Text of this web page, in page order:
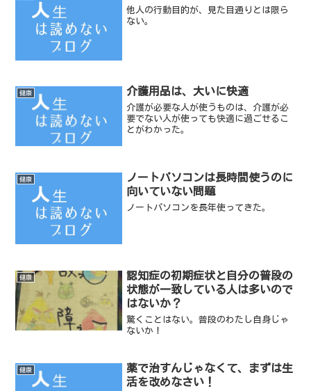
他人の行動目的が、見た目通りとは限ら
ない。
健康 介護用品は、大いに快適
介護が必要な人が使うものは、介護が必
要でない人が使っても快適に過ごせるこ
とがわかった。
健康
ノートパソコンは長時間使うのに
向いていない問題
ノートパソコンを長年使ってきた。
健康
認知症の初期症状と自分の普段の
状態が一致している人は多いので
はないか？
驚くことはない。普段のわたし自身じゃ
ないか！
健康
薬で治すんじゃなくて、まずは生
活を改めなさい！